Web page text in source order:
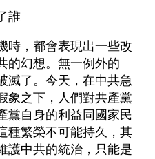
誰
時，都會表現出一些改
的幻想。無一例外的
滅了。今天，在中共急
象之下，人們對共產黨
黨自身的利益同國家民
種繁榮不可能持久，其
護中共的統治，只能是